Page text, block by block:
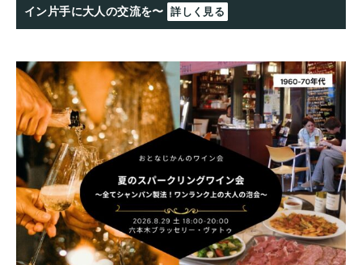
イン片手に大人の交流を〜
詳しく見る